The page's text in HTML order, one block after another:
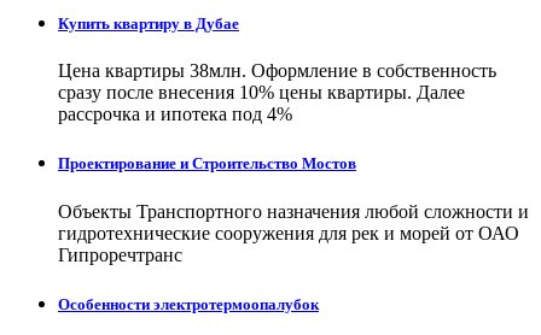
Купить квартиру в Дубае
Цена квартиры 38млн. Оформление в собственность
сразу после внесения 10% цены квартиры. Далее
рассрочка и ипотека под 4%
Проектирование и Строительство Мостов
Объекты Транспортного назначения любой сложности и
гидротехнические сооружения для рек и морей от ОАО
Гипроречтранс
Особенности электротермоопалубок